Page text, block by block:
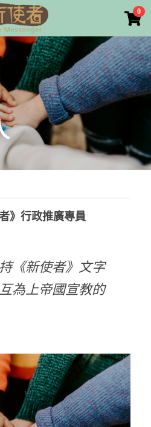
0
》行政推廣專員
《新使者》文字
為上帝國宣教的
×
品分類